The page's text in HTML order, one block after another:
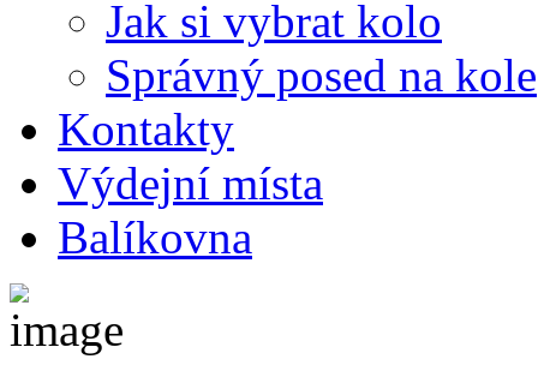
Jak si vybrat kolo
Správný posed na kole
Kontakty
Výdejní místa
Balíkovna